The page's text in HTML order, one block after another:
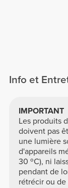
Info et
IMPORTANT
Les produits
doivent pas
une lumière
d'appareils
30 ºC), ni
pendant de
rétrécir ou de